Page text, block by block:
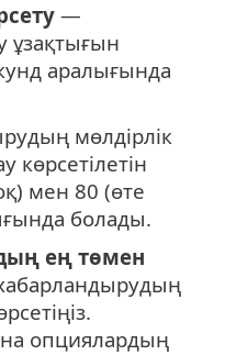
—
ұзақтығын
аралығында
мөлдірлік
көрсетілетін
мен 80 (өте
болады.
ең төмен
опциялардың